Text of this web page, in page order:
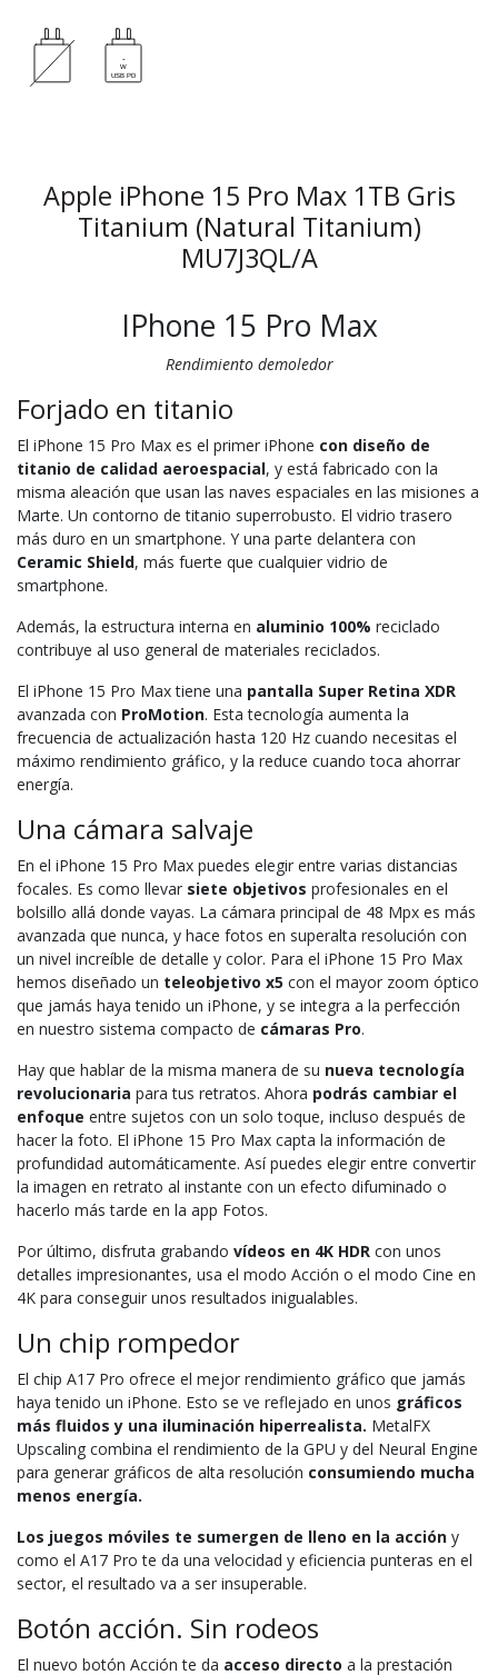
Apple iPhone 15 Pro Max 1TB Gris
Titanium (Natural Titanium)
MU7J3QL/A
IPhone 15 Pro Max
Rendimiento demoledor
Forjado en titanio
El iPhone 15 Pro Max es el primer iPhone con diseño de
titanio de calidad aeroespacial, y está fabricado con la
misma aleación que usan las naves espaciales en las misiones a
Marte. Un contorno de titanio superrobusto. El vidrio trasero
más duro en un smartphone. Y una parte delantera con
Ceramic Shield, más fuerte que cualquier vidrio de
smartphone.
Además, la estructura interna en aluminio 100% reciclado
contribuye al uso general de materiales reciclados.
El iPhone 15 Pro Max tiene una pantalla Super Retina XDR
avanzada con ProMotion. Esta tecnología aumenta la
frecuencia de actualización hasta 120 Hz cuando necesitas el
máximo rendimiento gráfico, y la reduce cuando toca ahorrar
energía.
Una cámara salvaje
En el iPhone 15 Pro Max puedes elegir entre varias distancias
focales. Es como llevar siete objetivos profesionales en el
bolsillo allá donde vayas. La cámara principal de 48 Mpx es más
avanzada que nunca, y hace fotos en superalta resolución con
un nivel increíble de detalle y color. Para el iPhone 15 Pro Max
hemos diseñado un teleobjetivo x5 con el mayor zoom óptico
que jamás haya tenido un iPhone, y se integra a la perfección
en nuestro sistema compacto de cámaras Pro.
Hay que hablar de la misma manera de su nueva tecnología
revolucionaria para tus retratos. Ahora podrás cambiar el
enfoque entre sujetos con un solo toque, incluso después de
hacer la foto. El iPhone 15 Pro Max capta la información de
profundidad automáticamente. Así puedes elegir entre convertir
la imagen en retrato al instante con un efecto difuminado o
hacerlo más tarde en la app Fotos.
Por último, disfruta grabando vídeos en 4K HDR con unos
detalles impresionantes, usa el modo Acción o el modo Cine en
4K para conseguir unos resultados inigualables.
Un chip rompedor
El chip A17 Pro ofrece el mejor rendimiento gráfico que jamás
haya tenido un iPhone. Esto se ve reflejado en unos gráficos
más fluidos y una iluminación hiperrealista. MetalFX
Upscaling combina el rendimiento de la GPU y del Neural Engine
para generar gráficos de alta resolución consumiendo mucha
menos energía.
Los juegos móviles te sumergen de lleno en la acción y
como el A17 Pro te da una velocidad y eficiencia punteras en el
sector, el resultado va a ser insuperable.
Botón acción. Sin rodeos
El nuevo botón Acción te da acceso directo a la prestación